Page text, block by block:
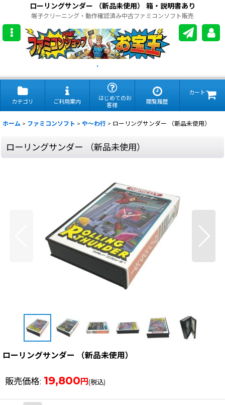
ローリングサンダー （新品未使用） 箱・説明書あり
端子クリーニング・動作確認済み中古ファミコンソフト販売
.
カテゴリ ご利用案内
はじめてのお
客様
閲覧履歴
カート
ホーム > ファミコンソフト > や〜わ行 > ローリングサンダー （新品未使用）
ローリングサンダー （新品未使用）
ローリングサンダー （新品未使用）
販売価格: 19,800 円 (税込)